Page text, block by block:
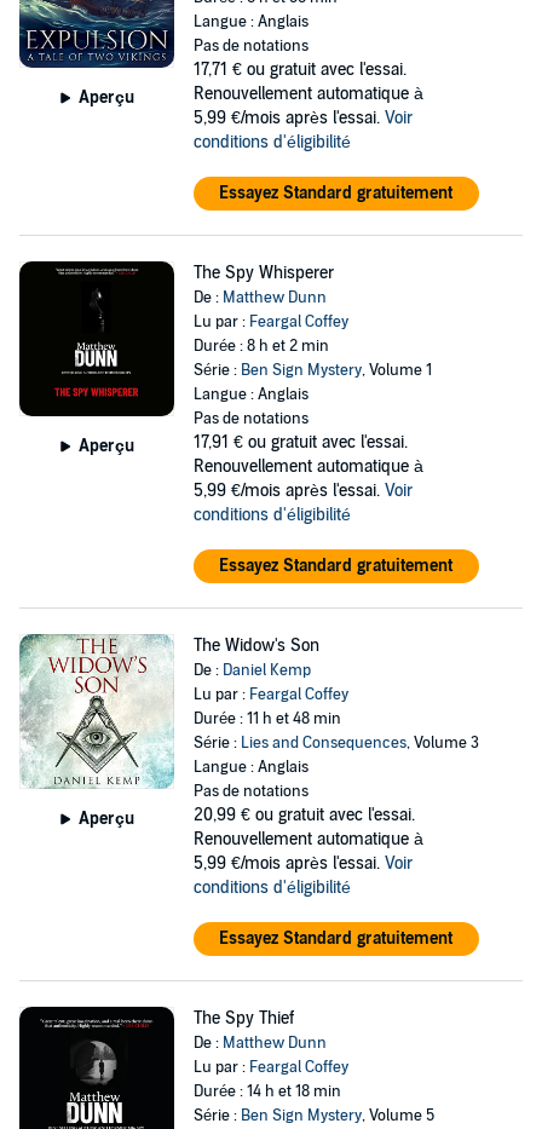
Aperçu
Langue : Anglais
Pas de notations
17,71 € ou gratuit avec l'essai.
Renouvellement automatique à
5,99 €/mois après l'essai. Voir
conditions d'éligibilité
Essayez Standard gratuitement
Aperçu
The Spy Whisperer
De : Matthew Dunn
Lu par : Feargal Coffey
Durée : 8 h et 2 min
Série : Ben Sign Mystery, Volume 1
Langue : Anglais
Pas de notations
17,91 € ou gratuit avec l'essai.
Renouvellement automatique à
5,99 €/mois après l'essai. Voir
conditions d'éligibilité
Essayez Standard gratuitement
Aperçu
The Widow's Son
De : Daniel Kemp
Lu par : Feargal Coffey
Durée : 11 h et 48 min
Série : Lies and Consequences, Volume 3
Langue : Anglais
Pas de notations
20,99 € ou gratuit avec l'essai.
Renouvellement automatique à
5,99 €/mois après l'essai. Voir
conditions d'éligibilité
Essayez Standard gratuitement
The Spy Thief
De : Matthew Dunn
Lu par : Feargal Coffey
Durée : 14 h et 18 min
Série : Ben Sign Mystery, Volume 5